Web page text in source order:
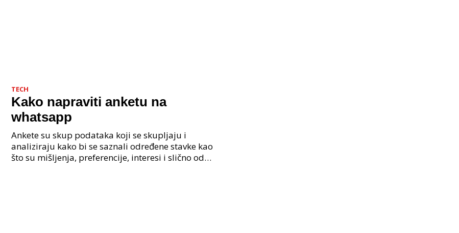
TECH
Kako napraviti anketu na
whatsapp
Ankete su skup podataka koji se skupljaju i
analiziraju kako bi se saznali određene stavke kao
što su mišljenja, preferencije, interesi i slično od